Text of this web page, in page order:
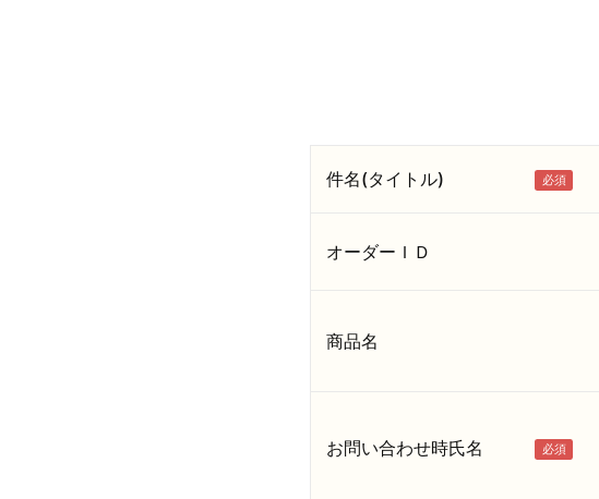
件名(タイトル)
オーダーＩＤ
商品名
お問い合わせ時氏名